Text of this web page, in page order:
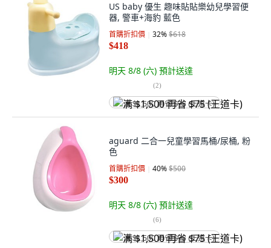
US baby 優生 趣味貼貼樂幼兒學習便
器, 警車+海豹 藍色
首購折扣價 32%$618
$418
明天 8/8 (六) 預計送達
(2)
满 $1,500 再省 $75 (王道卡)
aguard 二合一兒童學習馬桶/尿桶, 粉
色
首購折扣價 40%$500
$300
明天 8/8 (六) 預計送達
(6)
满 $1,500 再省 $75 (王道卡)